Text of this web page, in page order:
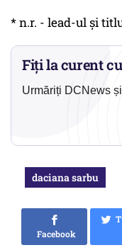
* n.r. - lead-ul și
Fiți la curent
Urmăriți DCNews
daciana sarbu
Facebook